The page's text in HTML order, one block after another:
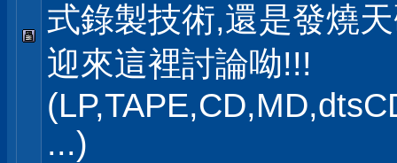
式錄製技術,還是發燒
迎來這裡討論呦!!!
...)